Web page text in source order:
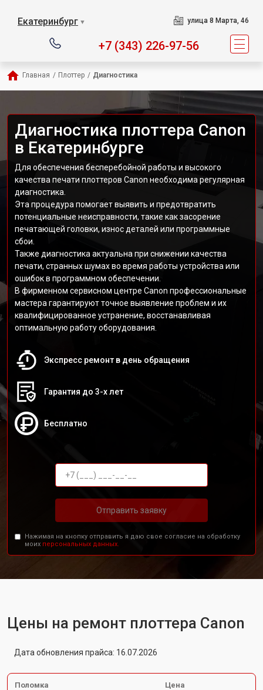
Екатеринбург ▼ улица 8 Марта, 46
+7 (343) 226-97-56
Главная / Плоттер / Диагностика
Диагностика плоттера Canon
в Екатеринбурге
Для обеспечения бесперебойной работы и высокого
качества печати плоттеров Canon необходима регулярная
диагностика.
Эта процедура помогает выявить и предотвратить
потенциальные неисправности, такие как засорение
печатающей головки, износ деталей или программные
сбои.
Также диагностика актуальна при снижении качества
печати, странных шумах во время работы устройства или
ошибок в программном обеспечении.
В фирменном сервисном центре Canon профессиональные
мастера гарантируют точное выявление проблем и их
квалифицированное устранение, восстанавливая
оптимальную работу оборудования.
Экспресс ремонт в день обращения
Гарантия до 3-х лет
Бесплатно
Отправить заявку
Нажимая на кнопку отправить я даю свое согласие на обработку
моих персональных данных.
Цены на ремонт плоттера Canon
Дата обновления прайса: 16.07.2026
Поломка Цена